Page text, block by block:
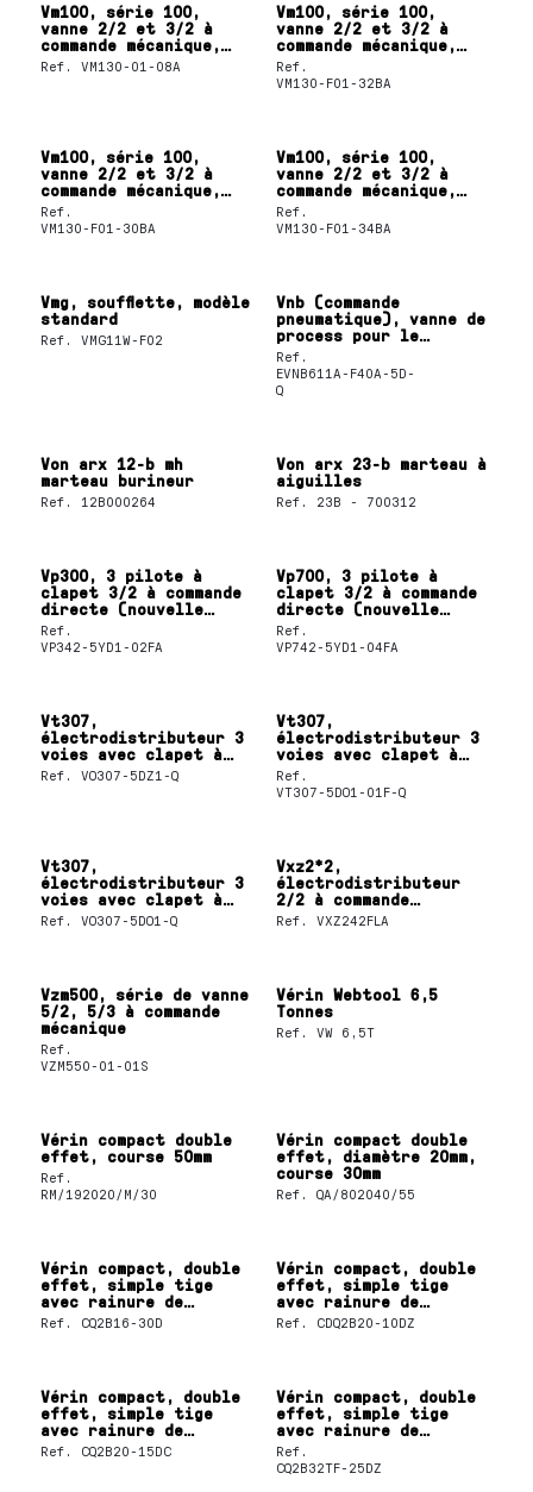
Vm100, série 100,
vanne 2/2 et 3/2 à
commande mécanique,
nouveaux
Ref.VM130-01-08A
Vm100, série 100,
vanne 2/2 et 3/2 à
commande mécanique,
nouveaux
Ref.
VM130-F01-32BA
Vm100, série 100,
vanne 2/2 et 3/2 à
commande mécanique,
nouveaux
Ref.
VM130-F01-30BA
Vm100, série 100,
vanne 2/2 et 3/2 à
commande mécanique,
nouveaux
Ref.
VM130-F01-34BA
Vmg, soufflette, modèle
standard
Ref.VMG11W-F02
Vnb (commande
pneumatique), vanne de
process pour le
contrôle du débit
Ref.
EVNB611A-F40A-5D-
Q
Von arx 12-b mh
marteau burineur
Ref. 12B000264
Von arx 23-b marteau à
aiguilles
Ref. 23B - 700312
Vp300, 3 pilote à
clapet 3/2 à commande
directe (nouvelle
modèle)
Ref.
VP342-5YD1-02FA
Vp700, 3 pilote à
clapet 3/2 à commande
directe (nouvelle
modèle)
Ref.
VP742-5YD1-04FA
Vt307,
électrodistributeur 3
voies avec clapet à
commande directe
Ref.VO307-5DZ1-Q
Vt307,
électrodistributeur 3
voies avec clapet à
commande directe
Ref.
VT307-5DO1-01F-Q
Vt307,
électrodistributeur 3
voies avec clapet à
commande directe
Ref.VO307-5DO1-Q
Vxz2*2,
électrodistributeur
2/2 à commande
asservie pour eau
Ref. VXZ242FLA
Vzm500, série de vanne
5/2, 5/3 à commande
mécanique
Ref.
VZM550-01-01S
Vérin Webtool 6,5
Tonnes
Ref. VW 6,5T
Vérin compact double
effet, course 50mm
Ref.
RM/192020/M/30
Vérin compact double
effet, diamètre 20mm,
course 30mm
Ref. QA/802040/55
Vérin compact, double
effet, simple tige
avec rainure de
fixation du détecteur
Ref. CQ2B16-30D
Vérin compact, double
effet, simple tige
avec rainure de
fixation du détecteur
Ref. CDQ2B20-10DZ
Vérin compact, double
effet, simple tige
avec rainure de
fixation du détecteur
Ref. CQ2B20-15DC
Vérin compact, double
effet, simple tige
avec rainure de
fixation du détecteur
Ref.
CQ2B32TF-25DZ